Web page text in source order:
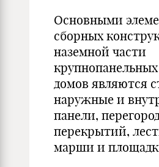
Основными
сборных
наземной части
домов являются
наружные и
панели,
перекрытий,
марши и